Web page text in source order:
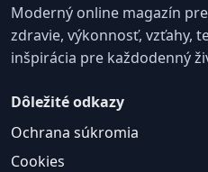
Moderný online magazín
zdravie, výkonnosť, vzťahy,
inšpirácia pre každodenný
Dôležité odkazy
Ochrana súkromia
Cookies